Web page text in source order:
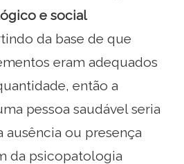
e social
da base de que
eram adequados
então a
pessoa saudável seria
ausência ou presença
da psicopatologia